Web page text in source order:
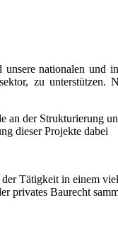
nationalen
zu unterstützen.
an der
dieser Projekte dabei
Tätigkeit in einem
privates Baurecht